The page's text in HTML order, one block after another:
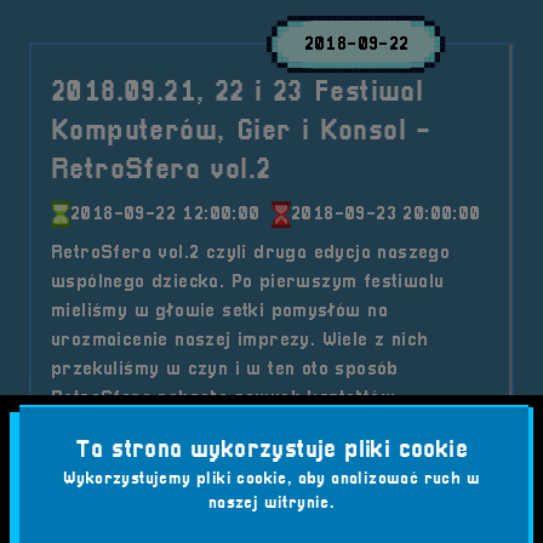
2018-09-22
2018.09.21, 22 i 23 Festiwal
Komputerów, Gier i Konsol -
RetroSfera vol.2
2018-09-22 12:00:00
2018-09-23 20:00:00
RetroSfera vol.2 czyli druga edycja naszego
wspólnego dziecka. Po pierwszym festiwalu
mieliśmy w głowie setki pomysłów na
urozmaicenie naszej imprezy. Wiele z nich
przekuliśmy w czyn i w ten oto sposób
RetroSfera nabrała nowych kształtów.
Kategorie wpisu:
Aktualności Festiwal Wydarzenia
Tagi: #AMICZAR
#ATRAKCJE FESTIWALOWE
#BONGOSY NINTENDO 64
#BORG
Ta strona wykorzystuje pliki cookie
Wykorzystujemy pliki cookie, aby analizować ruch w
naszej witrynie.